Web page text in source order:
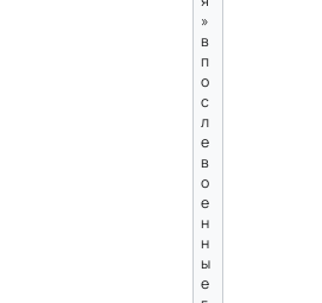
»
в
п
о
с
л
е
в
о
е
н
н
ы
е